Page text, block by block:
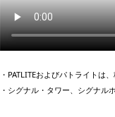
・PATLITEおよびパトライトは
・シグナル・タワー、シグナル